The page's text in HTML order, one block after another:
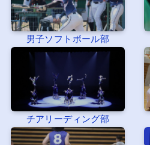
男子ソフトボール部
チアリーディング部